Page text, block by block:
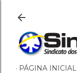
PÁGINA INICIAL